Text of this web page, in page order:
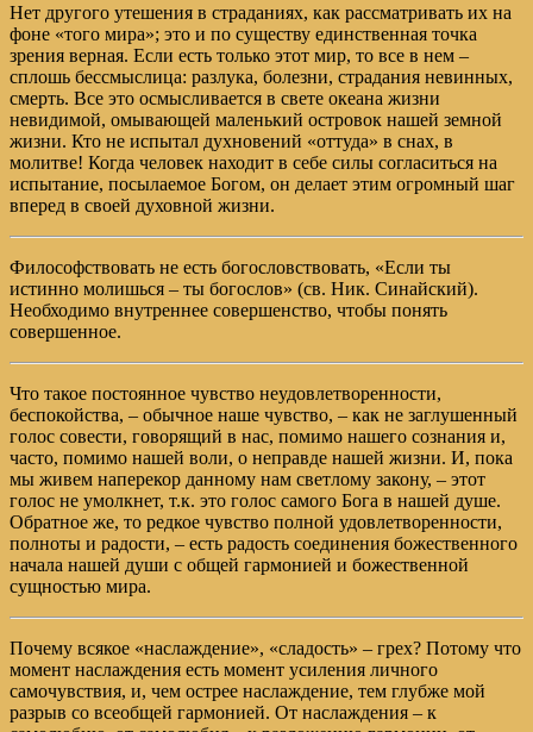
Нет другого утешения в страданиях, как рассматривать их на
фоне «того мира»; это и по существу единственная точка
зрения верная. Если есть только этот мир, то все в нем –
сплошь бессмыслица: разлука, болезни, страдания невинных,
смерть. Все это осмысливается в свете океана жизни
невидимой, омывающей маленький островок нашей земной
жизни. Кто не испытал духновений «оттуда» в снах, в
молитве! Когда человек находит в себе силы согласиться на
испытание, посылаемое Богом, он делает этим огромный шаг
вперед в своей духовной жизни.
Философствовать не есть богословствовать, «Если ты
истинно молишься – ты богослов» (св. Ник. Синайский).
Необходимо внутреннее совершенство, чтобы понять
совершенное.
Что такое постоянное чувство неудовлетворенности,
беспокойства, – обычное наше чувство, – как не заглушенный
голос совести, говорящий в нас, помимо нашего сознания и,
часто, помимо нашей воли, о неправде нашей жизни. И, пока
мы живем наперекор данному нам светлому закону, – этот
голос не умолкнет, т.к. это голос самого Бога в нашей душе.
Обратное же, то редкое чувство полной удовлетворенности,
полноты и радости, – есть радость соединения божественного
начала нашей души с общей гармонией и божественной
сущностью мира.
Почему всякое «наслаждение», «сладость» – грех? Потому что
момент наслаждения есть момент усиления личного
самочувствия, и, чем острее наслаждение, тем глубже мой
разрыв со всеобщей гармонией. От наслаждения – к